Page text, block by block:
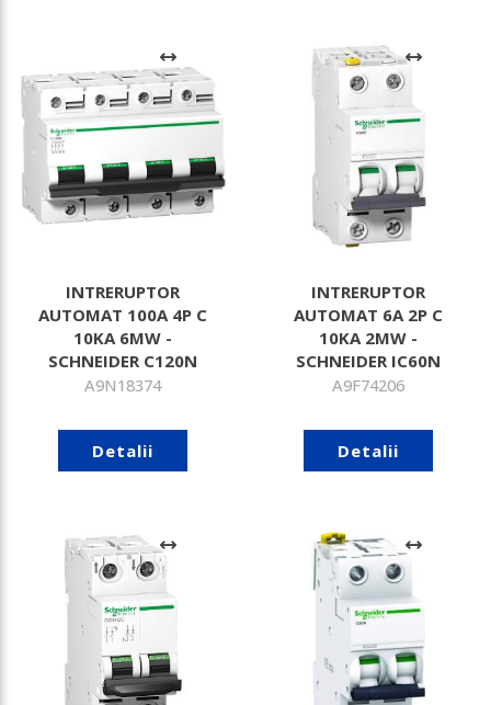
INTRERUPTOR
AUTOMAT 100A 4P C
10KA 6MW -
SCHNEIDER C120N
A9N18374
Detalii
INTRERUPTOR
AUTOMAT 6A 2P C
10KA 2MW -
SCHNEIDER IC60N
A9F74206
Detalii